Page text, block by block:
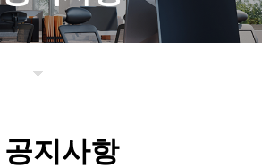
공지사항